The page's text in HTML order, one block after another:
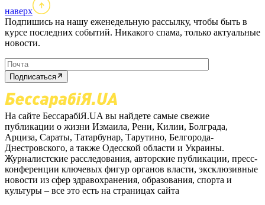
наверх
Подпишись на нашу еженедельную рассылку, чтобы быть в
курсе последних событий. Никакого спама, только актуальные
новости.
Подписаться
На сайте БессарабіЯ.UA вы найдете самые свежие
публикации о жизни Измаила, Рени, Килии, Болграда,
Арциза, Сараты, Татарбунар, Тарутино, Белгорода-
Днестровского, а также Одесской области и Украины.
Журналистские расследования, авторские публикации, пресс-
конференции ключевых фигур органов власти, эксклюзивные
новости из сфер здравохранения, образования, спорта и
культуры – все это есть на страницах сайта